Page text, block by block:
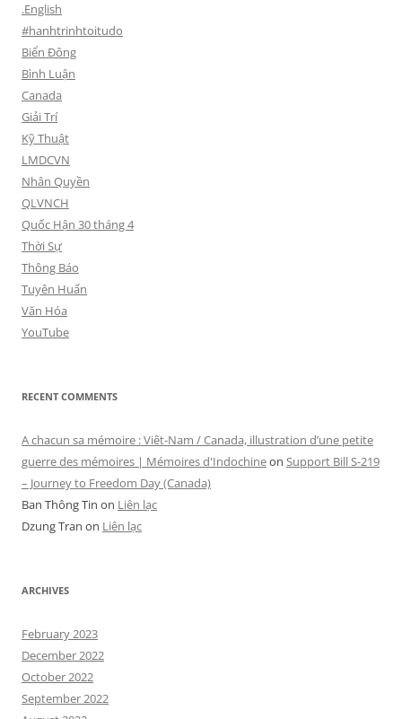
.English
#hanhtrinhtoitudo
Biển Đông
Bình Luận
Canada
Giải Trí
Kỹ Thuật
LMDCVN
Nhân Quyền
QLVNCH
Quốc Hận 30 tháng 4
Thời Sự
Thông Báo
Tuyên Huấn
Văn Hóa
YouTube
RECENT COMMENTS
A chacun sa mémoire : Viêt-Nam / Canada, illustration d’une petite
guerre des mémoires | Mémoires d'Indochineon Support Bill S-219
– Journey to Freedom Day (Canada)
Ban Thông Tin on Liên lạc
Dzung Tran on Liên lạc
ARCHIVES
February 2023
December 2022
October 2022
September 2022